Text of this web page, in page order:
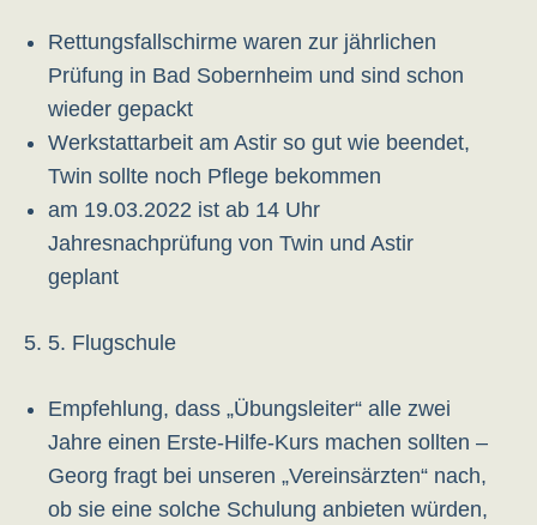
Rettungsfallschirme waren zur jährlichen
Prüfung in Bad Sobernheim und sind schon
wieder gepackt
Werkstattarbeit am Astir so gut wie beendet,
Twin sollte noch Pflege bekommen
am 19.03.2022 ist ab 14 Uhr
Jahresnachprüfung von Twin und Astir
geplant
5. Flugschule
Empfehlung, dass „Übungsleiter“ alle zwei
Jahre einen Erste-Hilfe-Kurs machen sollten –
Georg fragt bei unseren „Vereinsärzten“ nach,
ob sie eine solche Schulung anbieten würden,